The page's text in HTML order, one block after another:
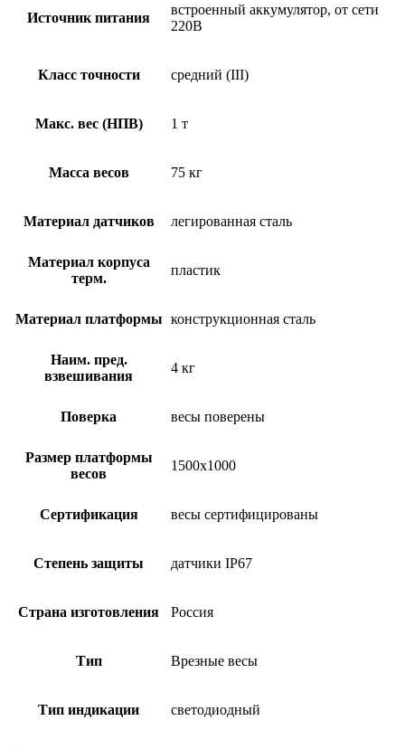
Источник питания
встроенный аккумулятор, от сети
220В
Класс точности средний (III)
Макс. вес (НПВ) 1 т
Масса весов 75 кг
Материал датчиков легированная сталь
Материал корпуса
терм.
пластик
Материал платформы конструкционная сталь
Наим. пред.
взвешивания
4 кг
Поверка весы поверены
Размер платформы
весов
1500х1000
Сертификация весы сертифицированы
Степень защиты датчики IP67
Страна изготовления Россия
Тип Врезные весы
Тип индикации светодиодный